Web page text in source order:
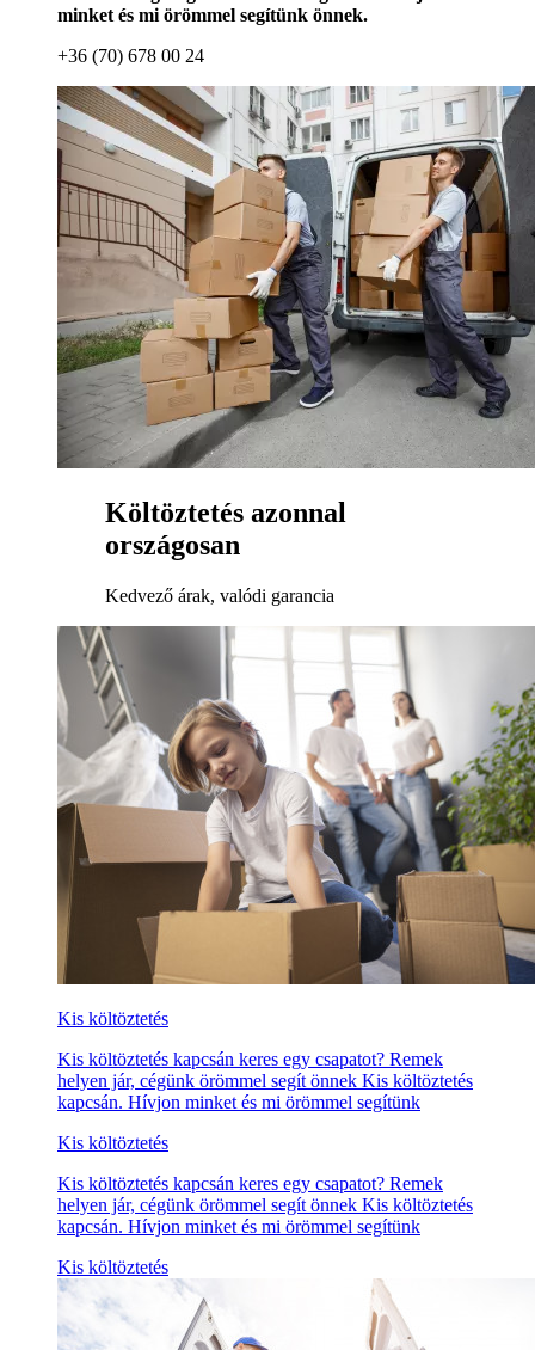
minket és mi örömmel segítünk önnek.
+36 (70) 678 00 24
Költöztetés azonnal
országosan
Kedvező árak, valódi garancia
Kis költöztetés
Kis költöztetés kapcsán keres egy csapatot? Remek
helyen jár, cégünk örömmel segít önnek Kis költöztetés
kapcsán. Hívjon minket és mi örömmel segítünk
Kis költöztetés
Kis költöztetés kapcsán keres egy csapatot? Remek
helyen jár, cégünk örömmel segít önnek Kis költöztetés
kapcsán. Hívjon minket és mi örömmel segítünk
Kis költöztetés